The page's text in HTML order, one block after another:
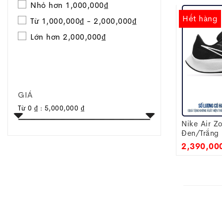
Nhỏ hơn 1,000,000₫
Từ 1,000,000₫ - 2,000,000₫
Lớn hơn 2,000,000₫
Toggle
navigation
GIÁ
Từ 0 ₫ : 5,000,000 ₫
những
với tiềm
mắt,
giày
Để nói
qua quá
những
thay đổi
thế giới.
hiệu quả
Nike Air
Đen/Trắng
Hết hàng